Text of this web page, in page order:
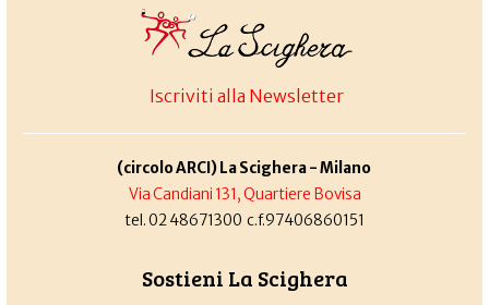
Iscriviti alla Newsletter
(circolo ARCI) La Scighera - Milano
Via Candiani 131, Quartiere Bovisa
tel. 02 48671300 c.f.97406860151
Sostieni La Scighera